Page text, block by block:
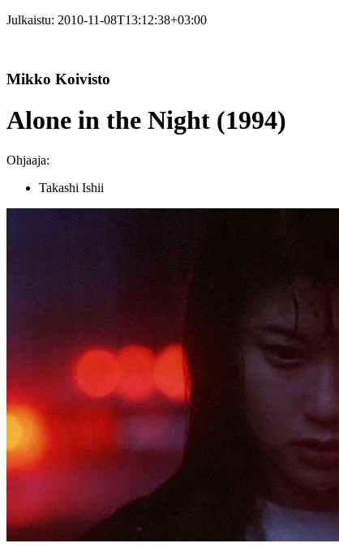
Julkaistu: 2010-11-08T13:12:38+03:00
Mikko Koivisto
Alone in the Night (1994)
Ohjaaja:
Takashi Ishii